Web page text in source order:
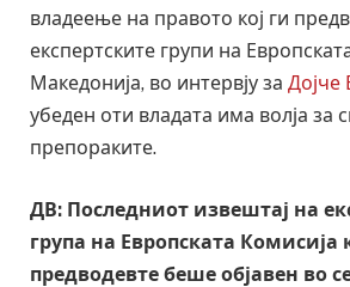
владеење на правото кој ги
експертските групи на
Македонија, во интервју за Дојче
убеден оти владата има волја за
препораките.
ДВ: Последниот извештај на
група на Европската Комисија
предводевте беше објавен во